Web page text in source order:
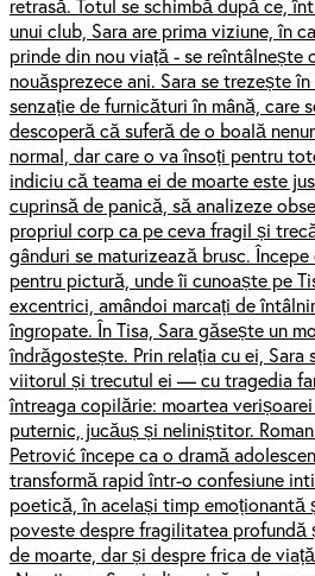
retrasă. Totul se schimbă după ce,
unui club, Sara are prima viziune, în
prinde din nou viață - se reîntâlnește
nouăsprezece ani. Sara se trezește
senzație de furnicături în mână, care
descoperă că suferă de o boală
normal, dar care o va însoți pentru
indiciu că teama ei de moarte este
cuprinsă de panică, să analizeze
propriul corp ca pe ceva fragil și
gânduri se maturizează brusc.
pentru pictură, unde îi cunoaște pe
excentrici, amândoi marcați de
îngropate. În Tisa, Sara găsește un
îndrăgostește. Prin relația cu ei, Sara
viitorul și trecutul ei — cu tragedia
întreaga copilărie: moartea verișoarei
puternic, jucăuș și neliniștitor.
Petrović începe ca o dramă
transformă rapid într-o confesiune
poetică, în același timp emoționantă
poveste despre fragilitatea profundă
de moarte, dar și despre frica de